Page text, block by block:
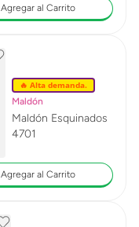
Agregar al Carrito
🔥 Alta demanda.
Maldón
Maldón Esquinados
4701
Agregar al Carrito